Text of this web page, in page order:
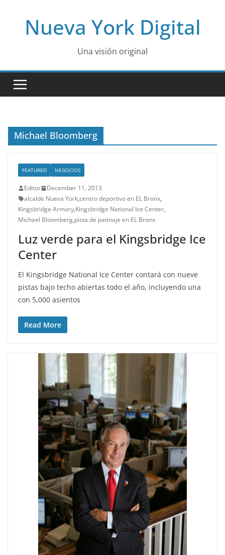
contentNueva York Digital
Una visión original
Michael Bloomberg
FEATURED NEGOCIOS
Editor
December 11, 2013
alcalde Nueva York,centro deportivo en EL Bronx,
Kingsbridge Armory,Kingsbridge National Ice Center,
Michael Bloomberg,pista de patinaje en EL Bronx
Luz verde para el Kingsbridge Ice
Center
El Kingsbridge National Ice Center contará con nueve
pistas bajo techo abiertas todo el año, incluyendo una
con 5,000 asientos
Read More